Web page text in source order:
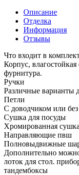
Описание
Отделка
Информация
Отзывы
Что входит в
Корпус,
фурнитура.
Ручки
Различные варианты
Петли
С доводчиком или
Сушка для посуды
Хромированная
Направляющие пвш
Полновыдвижные
Дополнительно
лоток для стол.
тандембоксы